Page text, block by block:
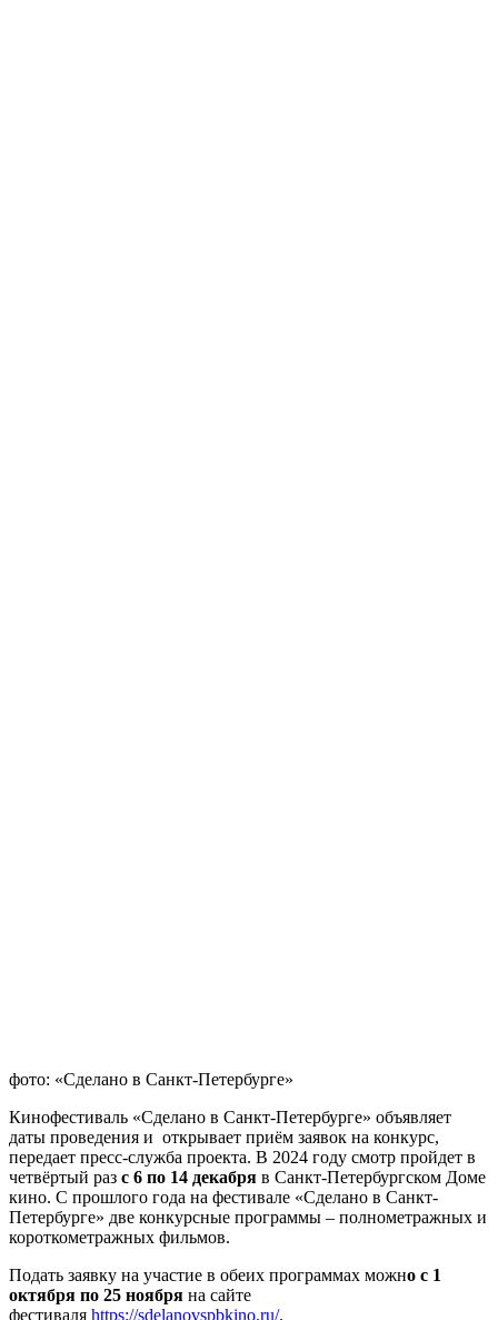
фото: «Сделано в Санкт-Петербурге»
Кинофестиваль «Сделано в Санкт-Петербурге» объявляет
даты проведения и открывает приём заявок на конкурс,
передает пресс-служба проекта. В 2024 году смотр пройдет в
четвёртый раз с 6 по 14 декабря в Санкт-Петербургском Доме
кино. С прошлого года на фестивале «Сделано в Санкт-
Петербурге» две конкурсные программы – полнометражных и
короткометражных фильмов.
Подать заявку на участие в обеих программах можно с 1
октября по 25 ноября на сайте
фестиваля https://sdelanovspbkino.ru/.